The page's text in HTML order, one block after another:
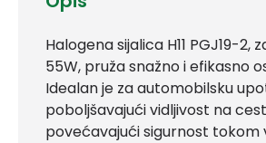
Halogena sijalica H11 PGJ19-2,
55W, pruža snažno i efikasno
Idealan je za automobilsku
poboljšavajući vidljivost na
povećavajući sigurnost tokom